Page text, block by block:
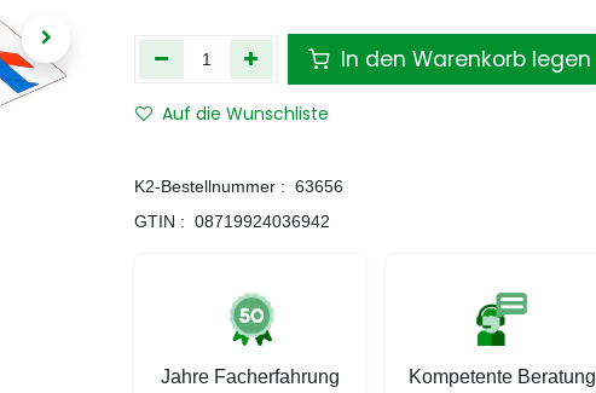
In den Warenkorb legen
Auf die Wunschliste
K2-Bestellnummer : 63656
GTIN : 08719924036942
Jahre Facherfahrung Kompetente Beratung